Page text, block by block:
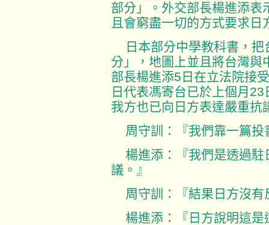
部分」。外交部長楊進添表
且會窮盡一切的方式要求
日本部分中學教科書，把
分」，地圖上並且將台灣與
部長楊進添5日在立法院接
日代表馮寄台已於上個月
我方也已向日方表達嚴重抗
周守訓：『我們靠一篇投
楊進添：『我們是透過駐
議。』
周守訓：『結果日方沒有
楊進添：『日方說明這是